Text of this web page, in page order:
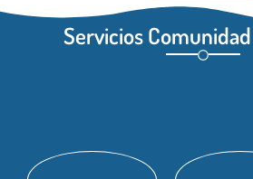
Servicios